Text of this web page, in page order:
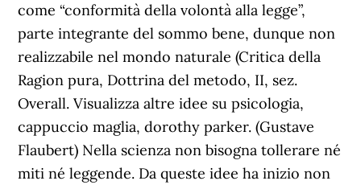
come “conformità della volontà alla legge”,
parte integrante del sommo bene, dunque non
realizzabile nel mondo naturale (Critica della
Ragion pura, Dottrina del metodo, II, sez.
Overall. Visualizza altre idee su psicologia,
cappuccio maglia, dorothy parker. (Gustave
Flaubert) Nella scienza non bisogna tollerare né
miti né leggende. Da queste idee ha inizio non